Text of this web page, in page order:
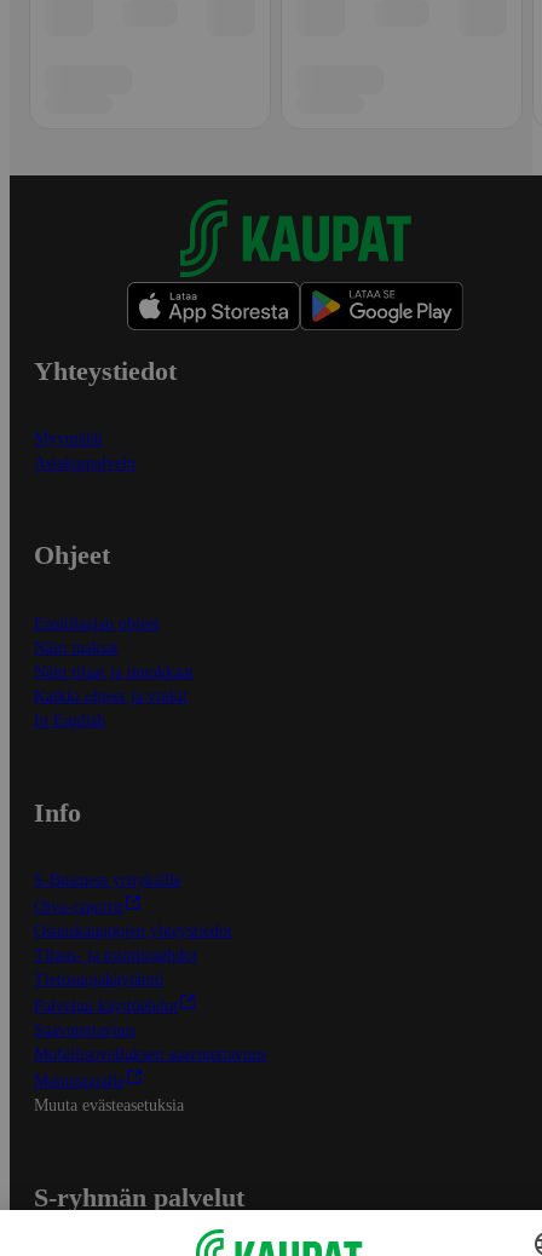
Yhteystiedot
Myymälät
Asiakaspalvelu
Ohjeet
Ensitilaajan ohjeet
Näin maksat
Näin tilaat ja muokkaat
Kaikki ohjeet ja vinkit
In English
Info
S-Business yrityksille
Oiva-raportit
Osuuskauppojen yhteystiedot
Tilaus- ja toimitusehdot
Tietosuojakäytäntö
Palvelun käyttöehdot
Saavutettavuus
Mobiilisovelluksen saavutettavuus
Mainostajalle
Muuta evästeasetuksia
S-ryhmän palvelut